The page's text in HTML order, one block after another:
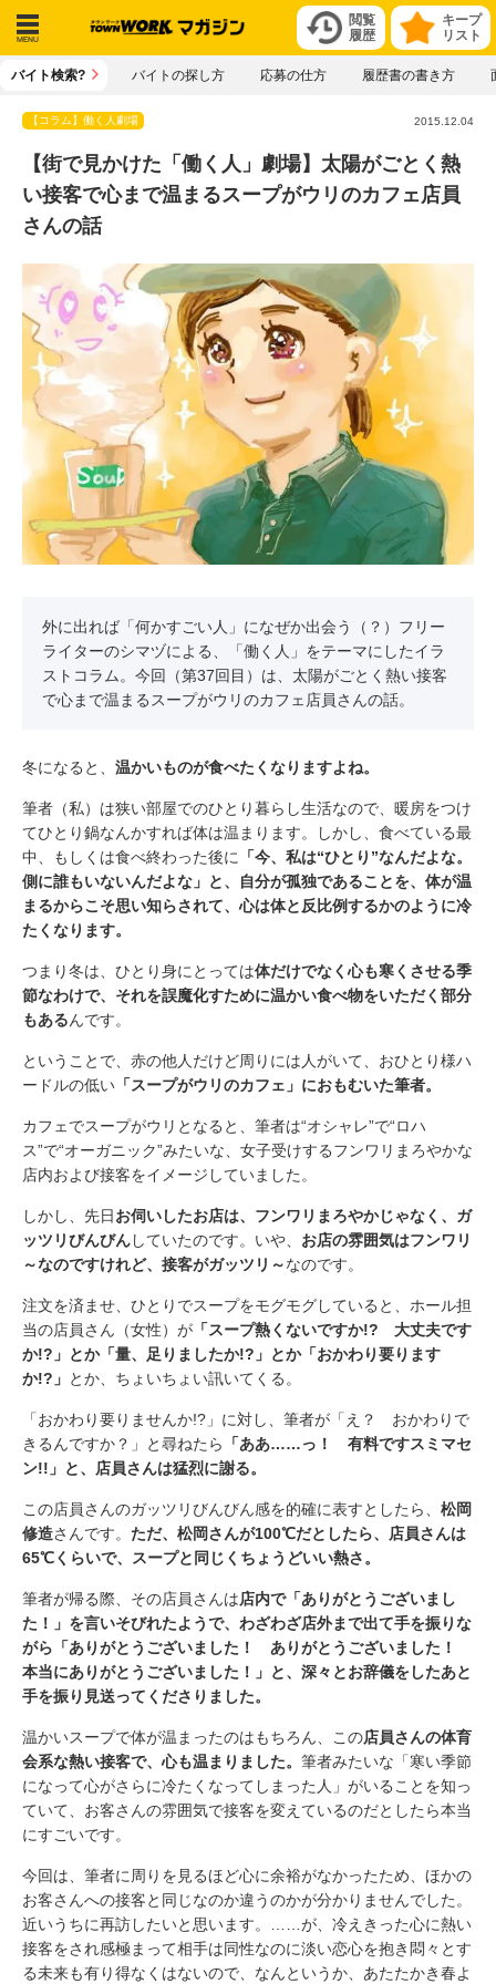
キープ
リスト
閲覧
履歴
メニ
バイト検索? バイトの探し方 応募の仕方 履歴書の書き方
【コラム】働く人劇場 2015.12.04
【街で見かけた「働く人」劇場】太陽がごとく熱
い接客で心まで温まるスープがウリのカフェ店員
さんの話
外に出れば「何かすごい人」になぜか出会う（？）フリー
ライターのシマヅによる、「働く人」をテーマにしたイラ
ストコラム。今回（第37回目）は、太陽がごとく熱い接客
で心まで温まるスープがウリのカフェ店員さんの話。
冬になると、 温かいものが食べたくなりますよね。
筆者（私）は狭い部屋でのひとり暮らし生活なので、暖房をつけ
てひとり鍋なんかすれば体は温まります。しかし、食べている最
中、もしくは食べ終わった後に
「今、私は“ひとり”なんだよな。
側に誰もいないんだよな」と、自分が孤独であることを、体が温
まるからこそ思い知らされて、心は体と反比例するかのように冷
たくなります。
つまり冬は、ひとり身にとっては体だけでなく心も寒くさせる季
節なわけで、それを誤魔化すために温かい食べ物をいただく部分
もあるんです。
ということで、赤の他人だけど周りには人がいて、おひとり様ハ
ードルの低い 「スープがウリのカフェ」におもむいた筆者。
カフェでスープがウリとなると、筆者は“オシャレ”で“ロハ
ス”で“オーガニック”みたいな、女子受けするフンワリまろやかな
店内および接客をイメージしていました。
しかし、先日お伺いしたお店は、フンワリまろやかじゃなく、ガ
ッツリびんびんしていたのです。いや、 お店の雰囲気はフンワリ
～なのですけれど、接客がガッツリ～なのです。
注文を済ませ、ひとりでスープをモグモグしていると、ホール担
当の店員さん（女性）が 「スープ熱くないですか!? 大丈夫です
か!?」とか「量、足りましたか!?」とか「おかわり要ります
か!?」 とか、ちょいちょい訊いてくる。
「おかわり要りませんか!?」に対し、筆者が「え？ おかわりで
きるんですか？」と尋ねたら
「ああ……っ！ 有料ですスミマセ
ン!!」と、店員さんは猛烈に謝る。
この店員さんのガッツリびんびん感を的確に表すとしたら、 松岡
修造さんです。 ただ、松岡さんが100℃だとしたら、店員さんは
65℃くらいで、スープと同じくちょうどいい熱さ。
筆者が帰る際、その店員さんは店内で「ありがとうございまし
た！」を言いそびれたようで、わざわざ店外まで出て手を振りな
がら「ありがとうございました！ ありがとうございました！
本当にありがとうございました！」と、深々とお辞儀をしたあと
手を振り見送ってくださりました。
温かいスープで体が温まったのはもちろん、この店員さんの体育
会系な熱い接客で、心も温まりました。 筆者みたいな「寒い季節
になって心がさらに冷たくなってしまった人」がいることを知っ
ていて、お客さんの雰囲気で接客を変えているのだとしたら本当
にすごいです。
今回は、筆者に周りを見るほど心に余裕がなかったため、ほかの
お客さんへの接客と同じなのか違うのかが分かりませんでした。
近いうちに再訪したいと思います。……が、冷えきった心に熱い
接客をされ感極まって相手は同性なのに淡い恋心を抱き悶々とす
る未来も有り得なくはないので、なんというか、あたたかき春よ